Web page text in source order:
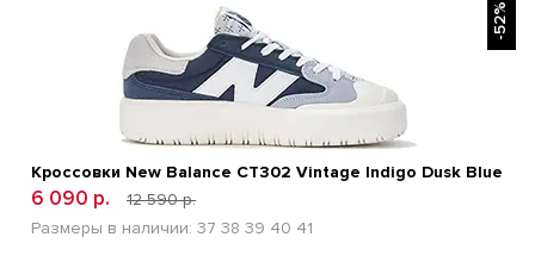
-52%
Кроссовки New Balance CT302 Vintage Indigo Dusk Blue
6 090 р.
12 590 р.
Размеры в наличии: 37 38 39 40 41